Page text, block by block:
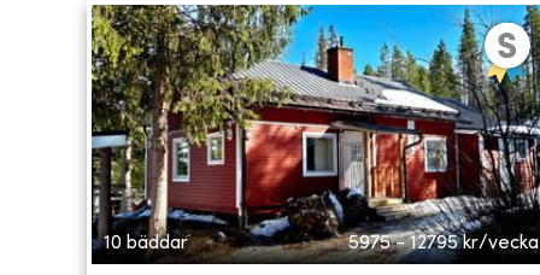
10 bäddar 5975 - 12795 kr/vecka